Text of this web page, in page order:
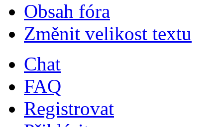
Obsah fóra
Změnit velikost textu
Chat
FAQ
Registrovat